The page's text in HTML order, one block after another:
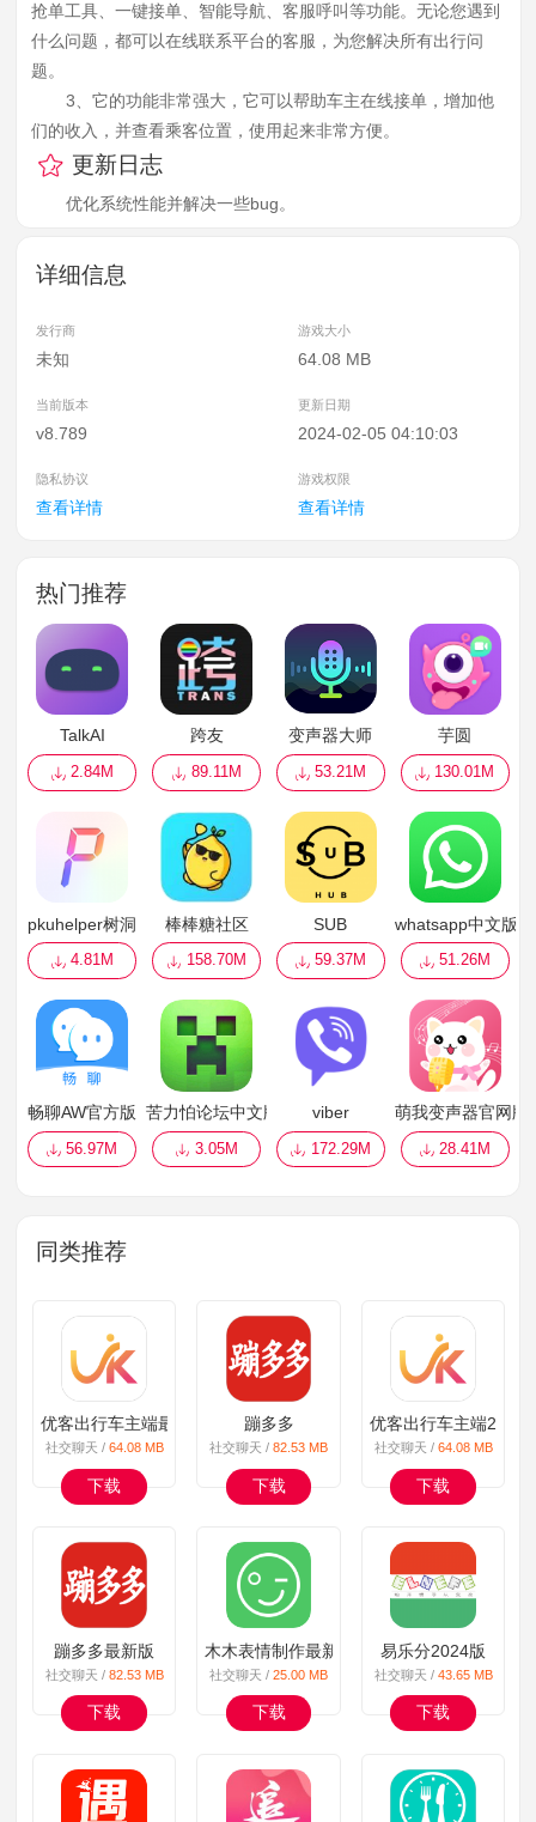
抢单工具、一键接单、智能导航、客服呼叫等功能。无论您遇到
什么问题，都可以在线联系平台的客服，为您解决所有出行问
题。
3、它的功能非常强大，它可以帮助车主在线接单，增加他
们的收入，并查看乘客位置，使用起来非常方便。
更新日志
优化系统性能并解决一些bug。
详细信息
发行商 游戏大小
未知 64.08 MB
当前版本 更新日期
v8.789 2024-02-05 04:10:03
隐私协议 游戏权限
查看详情 查看详情
热门推荐
TalkAI
2.84M
跨友
89.11M
变声器大师
53.21M
芋圆
130.01M
pkuhelper树洞
4.81M
棒棒糖社区
158.70M
SUB
59.37M
whatsapp中文版
51.26M
畅聊AW官方版
56.97M
苦力怕论坛中文版
3.05M
viber
172.29M
萌我变声器官网版
28.41M
同类推荐
优客出行车主端最新版
社交聊天 / 64.08 MB
下载
蹦多多
社交聊天 /82.53 MB
下载
优客出行车主端2024
社交聊天 / 64.08 MB
下载
蹦多多最新版
社交聊天 / 82.53 MB
下载
木木表情制作最新版
社交聊天 /25.00 MB
下载
易乐分2024版
社交聊天 / 43.65 MB
下载